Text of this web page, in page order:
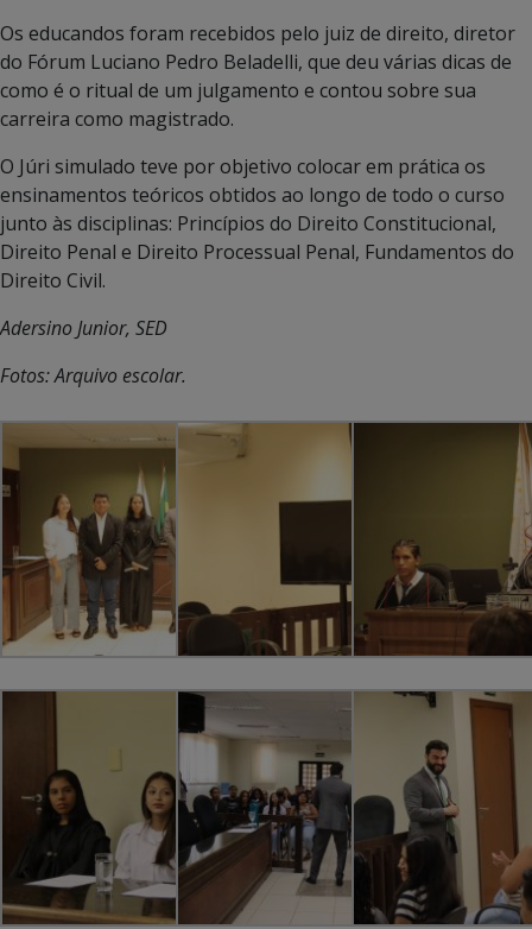
Os educandos foram recebidos pelo juiz de direito, diretor
do Fórum Luciano Pedro Beladelli, que deu várias dicas de
como é o ritual de um julgamento e contou sobre sua
carreira como magistrado.
O Júri simulado teve por objetivo colocar em prática os
ensinamentos teóricos obtidos ao longo de todo o curso
junto às disciplinas: Princípios do Direito Constitucional,
Direito Penal e Direito Processual Penal, Fundamentos do
Direito Civil.
Adersino Junior, SED
Fotos: Arquivo escolar.